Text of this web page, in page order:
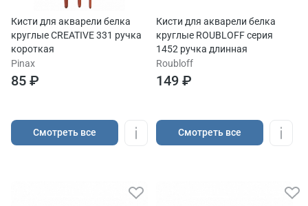
Кисти для акварели белка
круглые CREATIVE 331 ручка
короткая
Pinax
85 ₽
Cмотреть все
Кисти для акварели белка
круглые ROUBLOFF серия
1452 ручка длинная
Roubloff
149 ₽
Cмотреть все